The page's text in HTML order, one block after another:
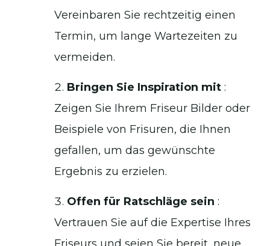
Vereinbaren Sie rechtzeitig einen
Termin, um lange Wartezeiten zu
vermeiden.
Bringen Sie Inspiration mit :
Zeigen Sie Ihrem Friseur Bilder oder
Beispiele von Frisuren, die Ihnen
gefallen, um das gewünschte
Ergebnis zu erzielen.
Offen für Ratschläge sein :
Vertrauen Sie auf die Expertise Ihres